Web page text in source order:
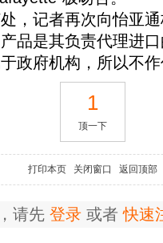
记者再次向怡亚通
品是其负责代理进
政府机构，所以不
1
顶一下
打印本页 关闭窗口 返回顶部
请先 登录 或者快速